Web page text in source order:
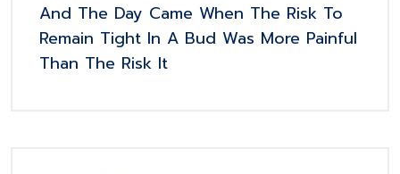
And The Day Came When The Risk To
Remain Tight In A Bud Was More Painful
Than The Risk It